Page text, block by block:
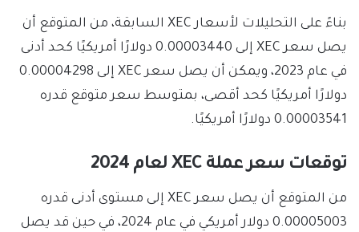
بناءً على التحليلات لأسعار XEC السابقة، من المتوقع أن
يصل سعر XEC إلى 0.00003440 دولارًا أمريكيًا كحد أدنى
في عام 2023، ويمكن أن يصل سعر XEC إلى 0.00004298
دولارًا أمريكيًا كحد أقصى، بمتوسط ​​سعر متوقع قدره
0.00003541 دولارًا أمريكيًا.
توقعات سعر عملة XEC لعام 2024
من المتوقع أن يصل سعر XEC إلى مستوى أدنى قدره
0.00005003 دولار أمريكي في عام 2024، في حين قد يصل